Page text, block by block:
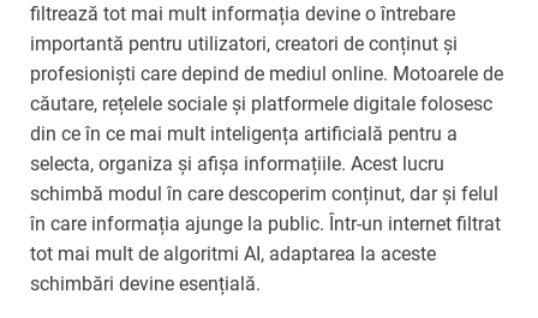
filtrează tot mai mult informația devine o întrebare
importantă pentru utilizatori, creatori de conținut și
profesioniști care depind de mediul online. Motoarele de
căutare, rețelele sociale și platformele digitale folosesc
din ce în ce mai mult inteligența artificială pentru a
selecta, organiza și afișa informațiile. Acest lucru
schimbă modul în care descoperim conținut, dar și felul
în care informația ajunge la public. Într-un internet filtrat
tot mai mult de algoritmi AI, adaptarea la aceste
schimbări devine esențială.